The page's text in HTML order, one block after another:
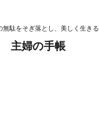
無駄をそぎ落とし、美しく生きる
主婦の手帳